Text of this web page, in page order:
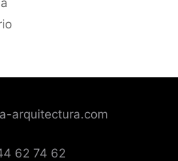
arquitectura.com
62 74 62